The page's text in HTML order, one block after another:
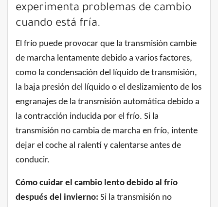
experimenta problemas de cambio
cuando está fría.
El frío puede provocar que la transmisión cambie
de marcha lentamente debido a varios factores,
como la condensación del líquido de transmisión,
la baja presión del líquido o el deslizamiento de los
engranajes de la transmisión automática debido a
la contracción inducida por el frío. Si la
transmisión no cambia de marcha en frío, intente
dejar el coche al ralentí y calentarse antes de
conducir.
Cómo cuidar el cambio lento debido al frío
después del invierno: Si la transmisión no